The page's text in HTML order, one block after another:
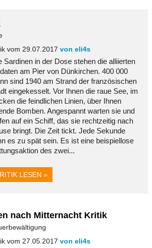
vom 29.07.2017 von eli4s
Sardinen in der Dose stehen die alliierten
am Pier von Dünkirchen. 400 000
sind 1940 am Strand der französischen
eingekesselt. Vor Ihnen die raue See, im
die feindlichen Linien, über Ihnen
Bomben. Angespannt warten sie und
auf ein Schiff, das sie rechtzeitig nach
bringt. Die Zeit tickt. Jede Sekunde
es zu spät sein. Es ist eine beispiellose
des zwei...
LESEN »
nach Mitternacht Kritik
vom 27.05.2017 von eli4s